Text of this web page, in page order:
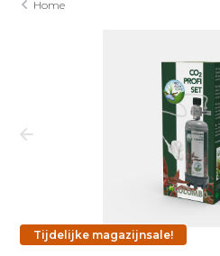
Home
Tijdelijke magazijnsale!